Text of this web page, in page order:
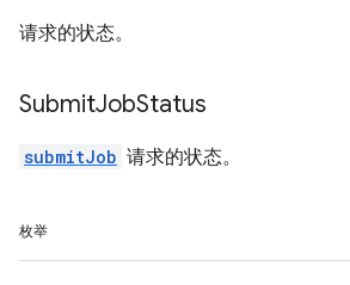
请求的状态。
SubmitJobStatus
submitJob 请求的状态。
枚举